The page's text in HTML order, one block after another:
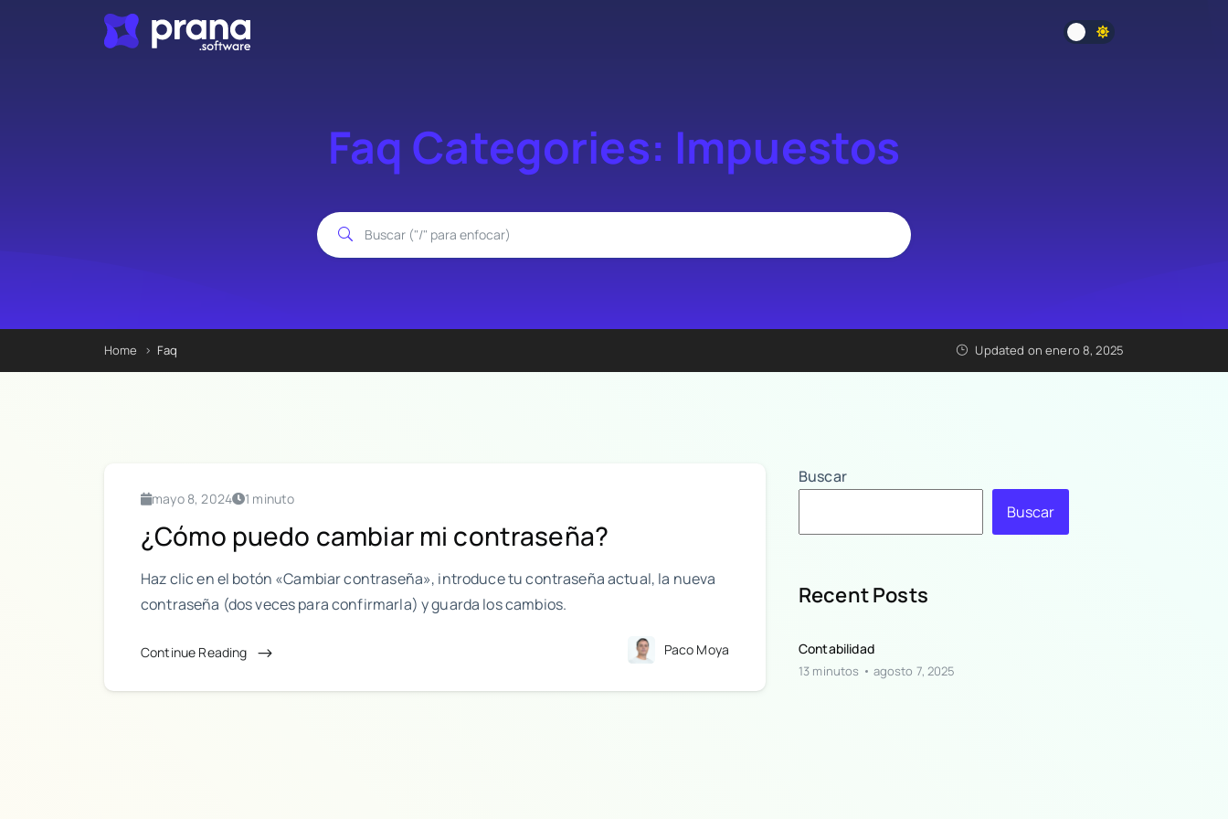
Faq Categories: Impuestos
Home Faq Updated on enero 8, 2025
mayo 8, 2024 1 minuto
¿Cómo puedo cambiar mi contraseña?
Haz clic en el botón «Cambiar contraseña», introduce tu contraseña actual, la nueva
contraseña (dos veces para confirmarla) y guarda los cambios.
Continue Reading Paco Moya
Buscar
Buscar
Recent Posts
Contabilidad
13 minutos agosto 7, 2025